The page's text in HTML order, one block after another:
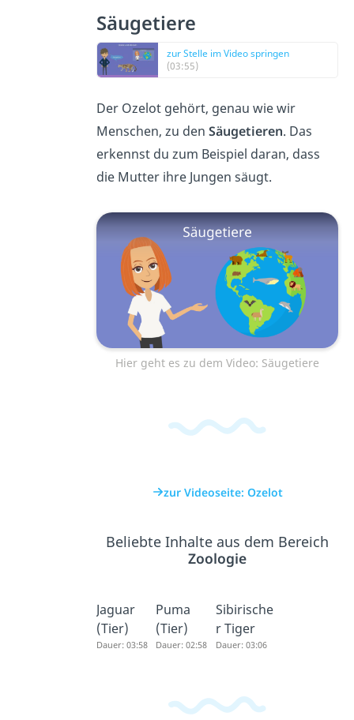
Säugetiere
zur Stelle im Video springen
(03:55)
Der Ozelot gehört, genau wie wir
Menschen, zu denSäugetieren. Das
erkennst du zum Beispiel daran, dass
die Mutter ihre Jungen säugt.
Hier geht es zu dem Video: Säugetiere
zur Videoseite: Ozelot
Beliebte Inhalte aus dem Bereich
Zoologie
Jaguar
(Tier)
Dauer: 03:58
Puma
(Tier)
Dauer: 02:58
Sibirische
r Tiger
Dauer: 03:06